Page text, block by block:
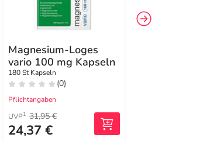
Magnesium-Loges
vario 100 mg Kapseln
180 St Kapseln
(0)
Pflichtangaben
UVP1 31,95 €
24,37 €